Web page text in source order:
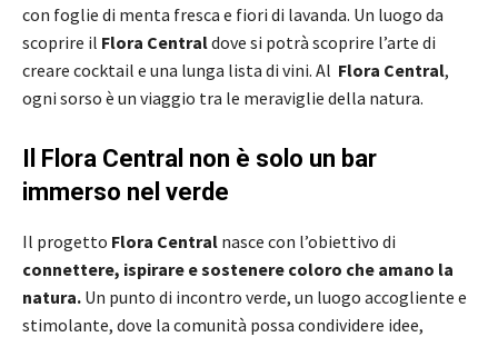
con foglie di menta fresca e fiori di lavanda. Un luogo da
scoprire il Flora Centraldove si potrà scoprire l’arte di
creare cocktail e una lunga lista di vini. Al Flora Central,
ogni sorso è un viaggio tra le meraviglie della natura.
Il Flora Central non è solo un bar
immerso nel verde
Il progetto Flora Central nasce con l’obiettivo di
connettere, ispirare e sostenere coloro che amano la
natura. Un punto di incontro verde, un luogo accogliente e
stimolante, dove la comunità possa condividere idee,